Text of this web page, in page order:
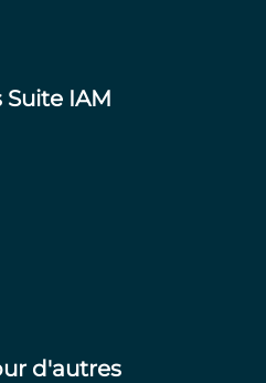
Suite IAM
d'autres